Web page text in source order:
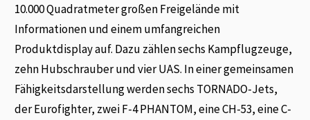
10.000 Quadratmeter großen Freigelände mit
Informationen und einem umfangreichen
Produktdisplay auf. Dazu zählen sechs Kampflugzeuge,
zehn Hubschrauber und vier UAS. In einer gemeinsamen
Fähigkeitsdarstellung werden sechs TORNADO-Jets,
der Eurofighter, zwei F-4 PHANTOM, eine CH-53, eine C-